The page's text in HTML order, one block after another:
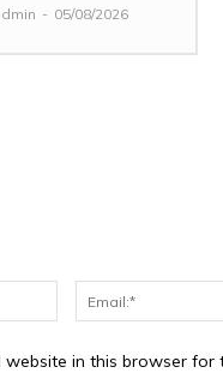
- 05/08/2026
in this browser for